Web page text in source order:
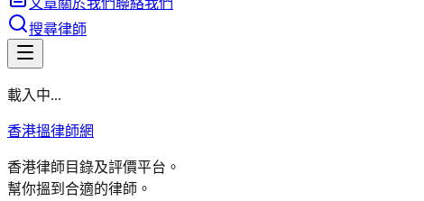
文章關於我們聯絡我們
搜尋律師
載入中...
香港搵律師網
香港律師目錄及評價平台。
幫你搵到合適的律師。